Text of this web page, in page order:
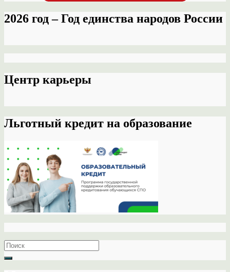
2026 год – Год единства народов России
Центр карьеры
Льготный кредит на образование
Search
for: